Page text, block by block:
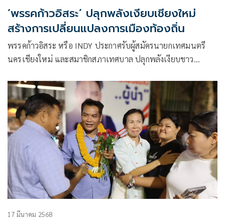
‘พรรคก้าวอิสระ’ ปลุกพลังเงียบเชียงใหม่
สร้างการเปลี่ยนแปลงการเมืองท้องถิ่น
พรรคก้าวอิสระ หรือ INDY ประกาศรับผู้สมัครนายกเทศมนตรี
นครเชียงใหม่ และสมาชิกสภาเทศบาล ปลุกพลังเงียบชาว
เมืองเชียงใหม่เป็นโมเดลใหม่ของการเมืองที่แท้จริงและไม่แบ่ง
ฝ่าย
17 มีนาคม 2568